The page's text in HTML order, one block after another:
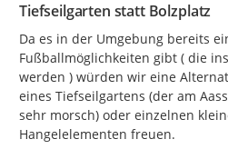
Tiefseilgarten statt Bolzplatz
Da es in der Umgebung bereits
Fußballmöglichkeiten gibt ( die
werden ) würden wir eine
eines Tiefseilgartens (der am
sehr morsch) oder einzelnen
Hangelelementen freuen.